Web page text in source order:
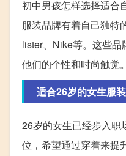
初中男孩怎样选择适合
服装品牌有着自己独特
lister、Nike等。这些
他们的个性和时尚触觉。
适合26岁的女生服
26岁的女生已经步入职
位，希望通过穿着来提